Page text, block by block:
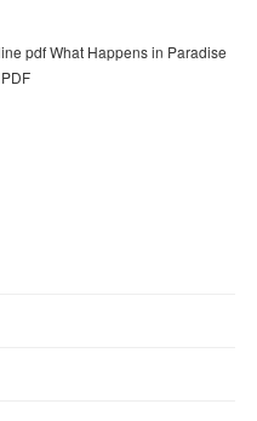
pdf What Happens in Paradise